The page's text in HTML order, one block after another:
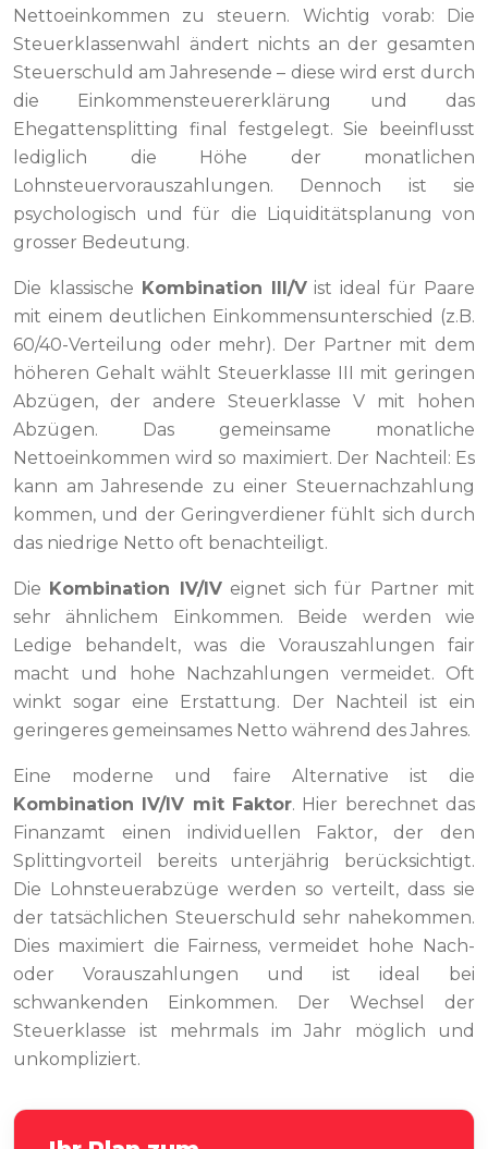
Nettoeinkommen zu steuern. Wichtig vorab: Die
Steuerklassenwahl ändert nichts an der gesamten
Steuerschuld am Jahresende – diese wird erst durch
die Einkommensteuererklärung und das
Ehegattensplitting final festgelegt. Sie beeinflusst
lediglich die Höhe der monatlichen
Lohnsteuervorauszahlungen. Dennoch ist sie
psychologisch und für die Liquiditätsplanung von
grosser Bedeutung.
Die klassische Kombination III/Vist ideal für Paare
mit einem deutlichen Einkommensunterschied (z.B.
60/40-Verteilung oder mehr). Der Partner mit dem
höheren Gehalt wählt Steuerklasse III mit geringen
Abzügen, der andere Steuerklasse V mit hohen
Abzügen. Das gemeinsame monatliche
Nettoeinkommen wird so maximiert. Der Nachteil: Es
kann am Jahresende zu einer Steuernachzahlung
kommen, und der Geringverdiener fühlt sich durch
das niedrige Netto oft benachteiligt.
Die Kombination IV/IVeignet sich für Partner mit
sehr ähnlichem Einkommen. Beide werden wie
Ledige behandelt, was die Vorauszahlungen fair
macht und hohe Nachzahlungen vermeidet. Oft
winkt sogar eine Erstattung. Der Nachteil ist ein
geringeres gemeinsames Netto während des Jahres.
Eine moderne und faire Alternative ist die
Kombination IV/IV mit Faktor. Hier berechnet das
Finanzamt einen individuellen Faktor, der den
Splittingvorteil bereits unterjährig berücksichtigt.
Die Lohnsteuerabzüge werden so verteilt, dass sie
der tatsächlichen Steuerschuld sehr nahekommen.
Dies maximiert die Fairness, vermeidet hohe Nach-
oder Vorauszahlungen und ist ideal bei
schwankenden Einkommen. Der Wechsel der
Steuerklasse ist mehrmals im Jahr möglich und
unkompliziert.